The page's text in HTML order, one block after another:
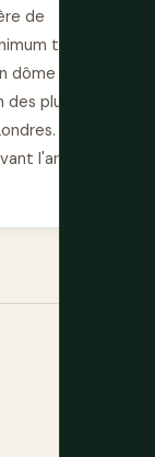
de
trois
dôme en
plus
l'arrivée